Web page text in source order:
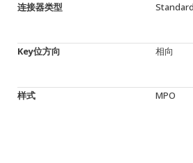
连接器类型
Key位方向 相向
样式 MPO